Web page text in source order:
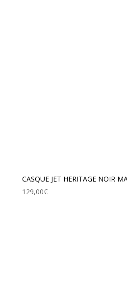
CASQUE JET HERITAGE NOIR
129,00€